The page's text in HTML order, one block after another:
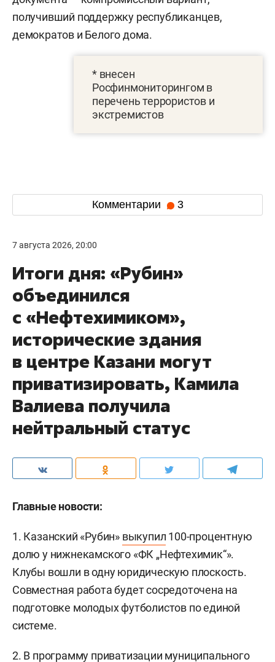
получивший поддержку республиканцев,
демократов и Белого дома.
* внесен
Росфинмониторингом в
перечень террористов и
экстремистов
Комментарии 3
7 августа 2026, 20:00
Итоги дня: «Рубин»
объединился
с «Нефтехимиком»,
исторические здания
в центре Казани могут
приватизировать, Камила
Валиева получила
нейтральный статус
Главные новости:
1. Казанский «Рубин» выкупил 100-процентную
долю у нижнекамского «ФК „Нефтехимик“».
Клубы вошли в одну юридическую плоскость.
Совместная работа будет сосредоточена на
подготовке молодых футболистов по единой
системе.
2. В программу приватизации муниципального